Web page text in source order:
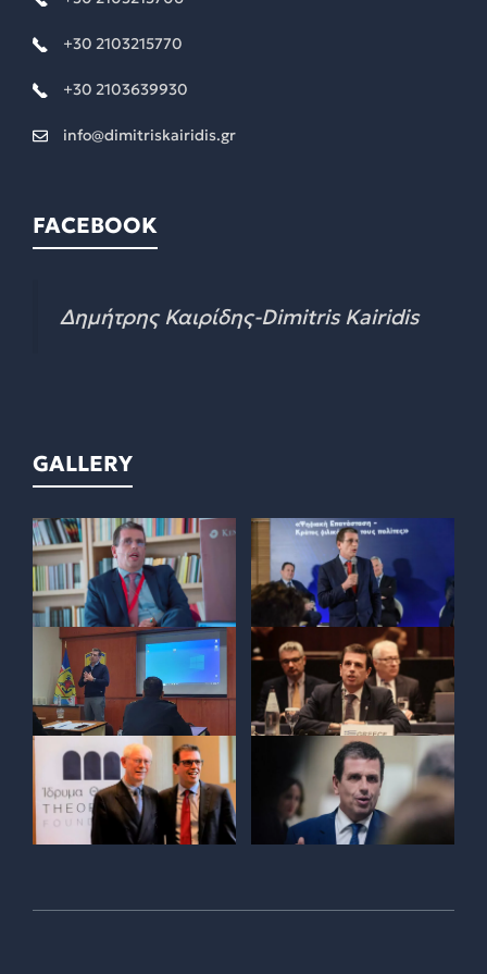
+30 2103215770
+30 2103639930
info@dimitriskairidis.gr
FACEBOOK
Δημήτρης Καιρίδης-Dimitris Kairidis
GALLERY